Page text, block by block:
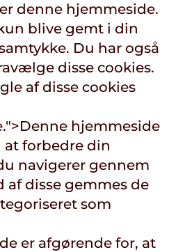
denne hjemmeside.
blive gemt i din
Du har også
disse cookies.
af disse cookies
Denne hjemmeside
at forbedre din
navigerer gennem
af disse gemmes de
som
er afgørende for, at